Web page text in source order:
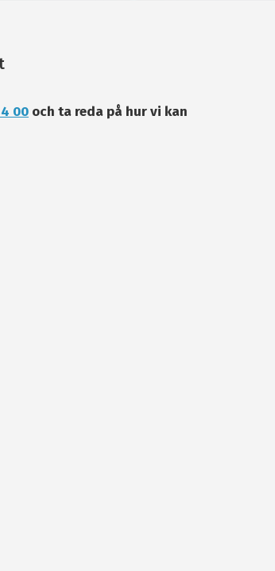
00 och ta reda på hur vi kan